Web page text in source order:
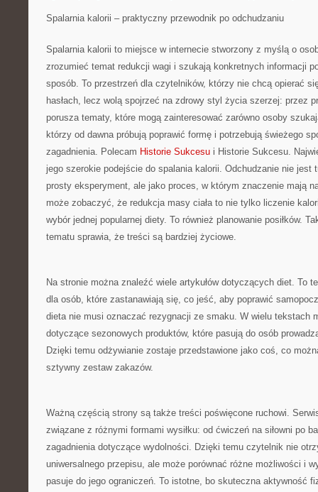
Spalarnia kalorii – praktyczny przewodnik po odchudzaniu
Spalarnia kalorii to miejsce w internecie stworzony z myślą o
zrozumieć temat redukcji wagi i szukają konkretnych informacji
sposób. To przestrzeń dla czytelników, którzy nie chcą opierać
hasłach, lecz wolą spojrzeć na zdrowy styl życia szerzej: przez
porusza tematy, które mogą zainteresować zarówno osoby
którzy od dawna próbują poprawić formę i potrzebują świeżego
zagadnienia. Polecam Historie Sukcesu i Historie Sukcesu.
jego szerokie podejście do spalania kalorii. Odchudzanie nie jest
prosty eksperyment, ale jako proces, w którym znaczenie mają
może zobaczyć, że redukcja masy ciała to nie tylko liczenie
wybór jednej popularnej diety. To również planowanie posiłków.
tematu sprawia, że treści są bardziej życiowe.
Na stronie można znaleźć wiele artykułów dotyczących diet. To
dla osób, które zastanawiają się, co jeść, aby poprawić
dieta nie musi oznaczać rezygnacji ze smaku. W wielu tekstach
dotyczące sezonowych produktów, które pasują do osób
Dzięki temu odżywianie zostaje przedstawione jako coś, co
sztywny zestaw zakazów.
Ważną częścią strony są także treści poświęcone ruchowi.
związane z różnymi formami wysiłku: od ćwiczeń na siłowni po
zagadnienia dotyczące wydolności. Dzięki temu czytelnik nie
uniwersalnego przepisu, ale może porównać różne możliwości i
pasuje do jego ograniczeń. To istotne, bo skuteczna aktywność